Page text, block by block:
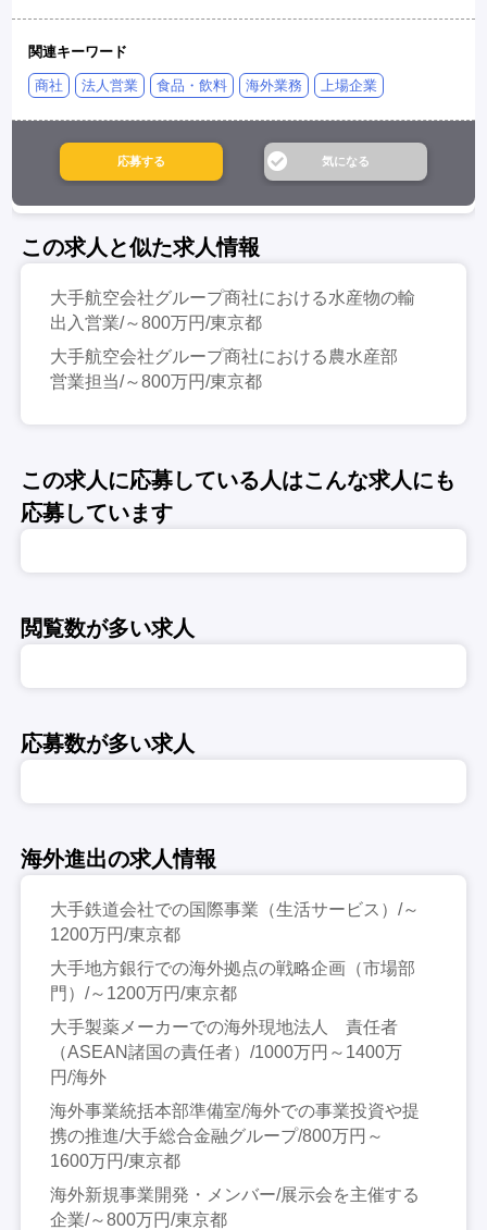
関連キーワード
商社 法人営業 食品・飲料 海外業務 上場企業
この求人と似た求人情報
大手航空会社グループ商社における水産物の輸
出入営業/～800万円/東京都
大手航空会社グループ商社における農水産部
営業担当/～800万円/東京都
この求人に応募している人はこんな求人にも
応募しています
閲覧数が多い求人
応募数が多い求人
海外進出の求人情報
大手鉄道会社での国際事業（生活サービス）/～
1200万円/東京都
大手地方銀行での海外拠点の戦略企画（市場部
門）/～1200万円/東京都
大手製薬メーカーでの海外現地法人 責任者
（ASEAN諸国の責任者）/1000万円～1400万
円/海外
海外事業統括本部準備室/海外での事業投資や提
携の推進/大手総合金融グループ/800万円～
1600万円/東京都
海外新規事業開発・メンバー/展示会を主催する
企業/～800万円/東京都